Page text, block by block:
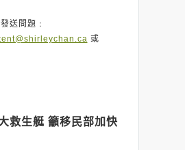
送問題﹕
或
救生艇 籲移民部加快